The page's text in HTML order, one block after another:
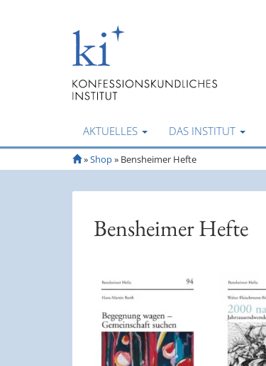
AKTUELLES DAS INSTITUT
S
t
»Shop» Bensheimer Hefte
Bensheimer Hefte